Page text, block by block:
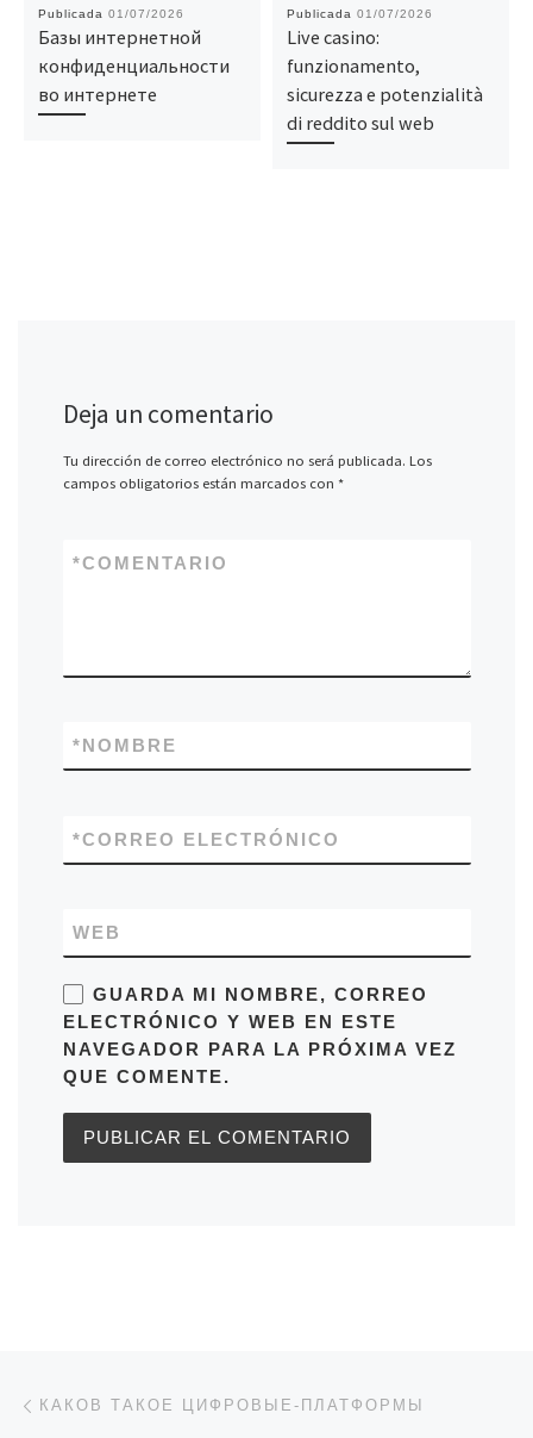
Publicada 01/07/2026
Базы интернетной
конфиденциальности
во интернете
Publicada 01/07/2026
Live casino:
funzionamento,
sicurezza e potenzialità
di reddito sul web
Deja un comentario
Tu dirección de correo electrónico no será publicada. Los
campos obligatorios están marcados con *
COMENTARIO
*
NOMBRE
*
CORREO ELECTRÓNICO
*
WEB
GUARDA MI NOMBRE, CORREO
ELECTRÓNICO Y WEB EN ESTE
NAVEGADOR PARA LA PRÓXIMA VEZ
QUE COMENTE.
Navegación de entradas
КАКОВ ТАКОЕ ЦИФРОВЫЕ-ПЛАТФОРМЫ